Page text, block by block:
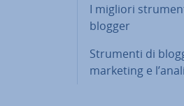
I migliori
blogger
Strumenti di
marketing e